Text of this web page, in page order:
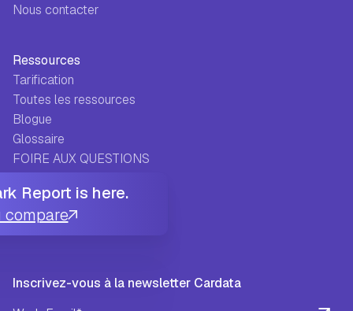
Nous contacter
Ressources
Tarification
Toutes les ressources
Blogue
Glossaire
FOIRE AUX QUESTIONS
Histoires de réussite
Centre d'aide
Inscrivez-vous à la newsletter Cardata
Report is here.
compare